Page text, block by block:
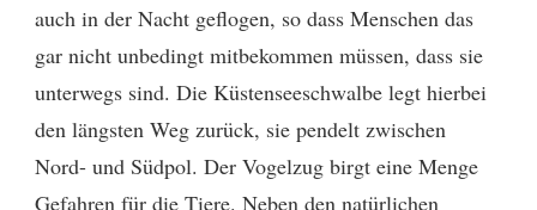
auch in der Nacht geflogen, so dass Menschen das
gar nicht unbedingt mitbekommen müssen, dass sie
unterwegs sind. Die Küstenseeschwalbe legt hierbei
den längsten Weg zurück, sie pendelt zwischen
Nord- und Südpol. Der Vogelzug birgt eine Menge
Gefahren für die Tiere. Neben den natürlichen